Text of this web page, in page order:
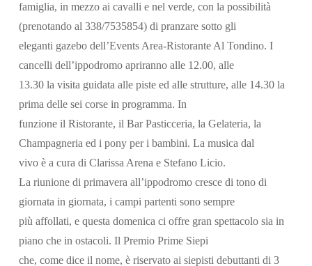
famiglia, in mezzo ai cavalli e nel verde, con la possibilità
(prenotando al 338/7535854) di pranzare sotto gli
eleganti gazebo dell’Events Area-Ristorante Al Tondino. I
cancelli dell’ippodromo apriranno alle 12.00, alle
13.30 la visita guidata alle piste ed alle strutture, alle 14.30 la
prima delle sei corse in programma. In
funzione il Ristorante, il Bar Pasticceria, la Gelateria, la
Champagneria ed i pony per i bambini. La musica dal
vivo è a cura di Clarissa Arena e Stefano Licio.
La riunione di primavera all’ippodromo cresce di tono di
giornata in giornata, i campi partenti sono sempre
più affollati, e questa domenica ci offre gran spettacolo sia in
piano che in ostacoli. Il Premio Prime Siepi
che, come dice il nome, è riservato ai siepisti debuttanti di 3